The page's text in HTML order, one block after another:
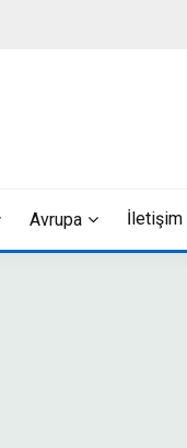
Avrupa İletişim